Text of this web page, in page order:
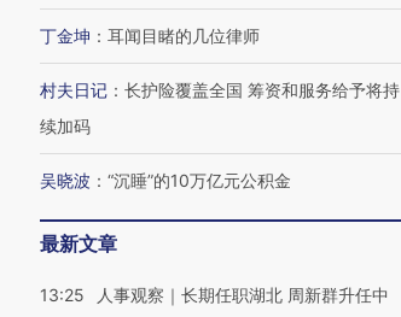
丁金坤 ： 耳闻目睹的几位律师
村夫日记 ： 长护险覆盖全国 筹资和服务给予将持
续加码
吴晓波 ： “沉睡”的10万亿元公积金
最新文章
13:25
人事观察｜长期任职湖北 周新群升任中